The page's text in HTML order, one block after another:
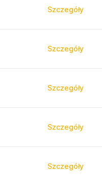
Szczegóły
Szczegóły
Szczegóły
Szczegóły
Szczegóły